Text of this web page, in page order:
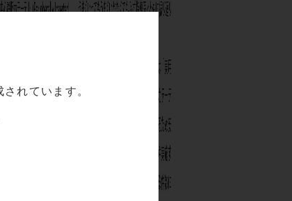
れています。